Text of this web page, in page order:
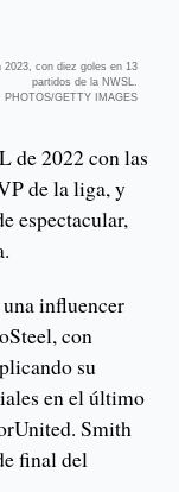
2023, con diez goles en 13
partidos de la NWSL.
PHOTOS/GETTY IMAGES
de 2022 con las
de la liga, y
espectacular,
influencer
con
su
en el último
Smith
final del